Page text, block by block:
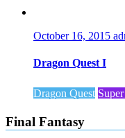
October 16, 2015
Dragon Quest I
Dragon Quest
Final Fantasy